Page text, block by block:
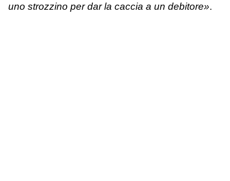
uno strozzino per dar la caccia a un debitore».